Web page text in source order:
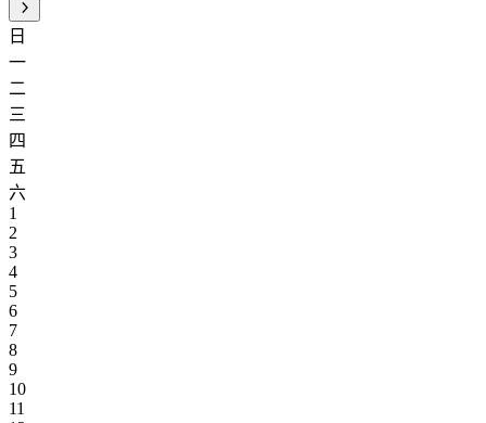
日
一
二
三
四
五
六
1
2
3
4
5
6
7
8
9
10
11